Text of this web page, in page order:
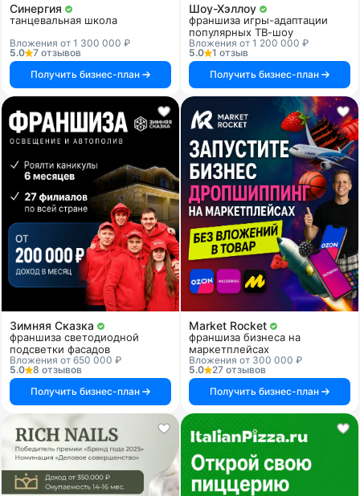
Синергия
танцевальная школа
Вложения от 1 300 000 ₽
5.0
7 отзывов
Получить бизнес-план
Шоу-Хэллоу
франшиза игры-адаптации
популярных ТВ-шоу
Вложения от 1 200 000 ₽
5.0
1 отзыв
Получить бизнес-план
Зимняя Сказка
франшиза светодиодной
подсветки фасадов
Вложения от 650 000 ₽
5.0
8 отзывов
Получить бизнес-план
Market Rocket
франшиза бизнеса на
маркетплейсах
Вложения от 300 000 ₽
5.0
27 отзывов
Получить бизнес-план